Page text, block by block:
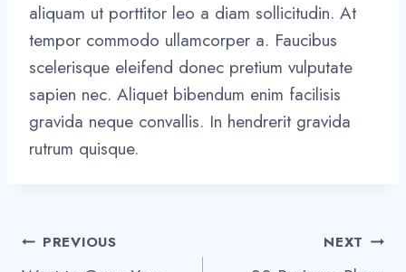
aliquam ut porttitor leo a diam sollicitudin. At
tempor commodo ullamcorper a. Faucibus
scelerisque eleifend donec pretium vulputate
sapien nec. Aliquet bibendum enim facilisis
gravida neque convallis. In hendrerit gravida
rutrum quisque.
Post
PREVIOUS NEXT